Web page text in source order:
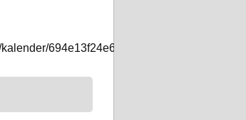
694e13f24e639de4be4e21ca597c20c2/